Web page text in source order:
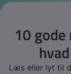
10
Læs eller lyt til